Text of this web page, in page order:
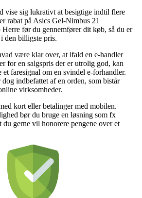
vise sig lukrativt at besigtige indtil flere
rabat på Asics Gel-Nimbus 21
før du gennemfører dit køb, så du er
den billigste pris.
være klar over, at ifald en e-handler
for en salgspris der er utrolig god, kan
faresignal om en svindel e-forhandler.
indbefattet af en orden, som bistår
virksomheder.
kort eller betalinger med mobilen.
bør du bruge en løsning som fx
gerne vil honorere pengene over et